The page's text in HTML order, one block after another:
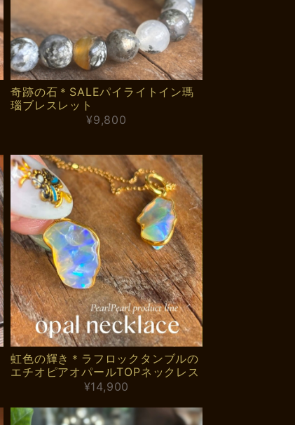
奇跡の石＊SALEパイライトイン瑪
瑙ブレスレット
¥9,800
虹色の輝き＊ラフロックタンブルの
エチオピアオパールTOPネックレス
¥14,900